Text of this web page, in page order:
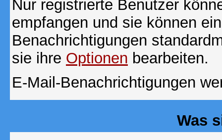
Nur registrierte Benutzer
empfangen und sie können
Benachrichtigungen
sie ihre Optionen bearbeiten.
E-Mail-Benachrichtigungen
Was